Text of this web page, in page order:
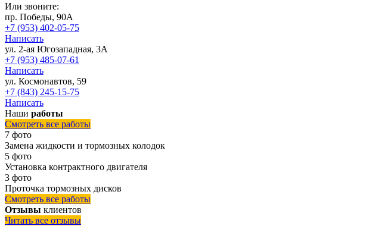
Или звоните:
пр. Победы, 90А
+7 (953) 402-05-75
Написать
ул. 2-ая Югозападная, 3А
+7 (953) 485-07-61
Написать
ул. Космонавтов, 59
+7 (843) 245-15-75
Написать
Наши работы
Смотреть все работы
7 фото
Замена жидкости и тормозных колодок
5 фото
Установка контрактного двигателя
3 фото
Проточка тормозных дисков
Смотреть все работы
Отзывы клиентов
Читать все отзывы